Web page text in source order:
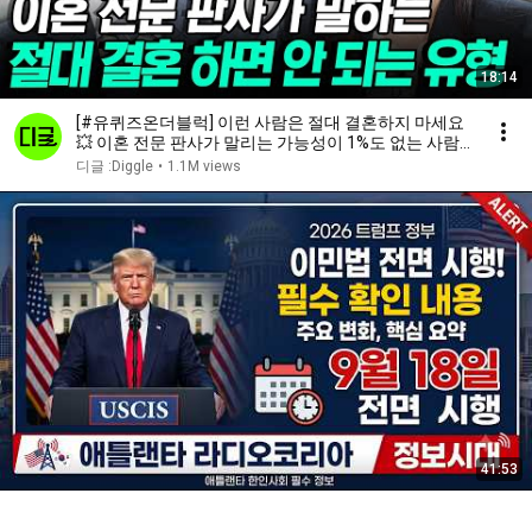
18:14
[#유퀴즈온더블럭] 이런 사람은 절대 결혼하지 마세요
💥 이혼 전문 판사가 말리는 가능성이 1%도 없는 사람
들🚨
디글 :Diggle • 1.1M views
41:53